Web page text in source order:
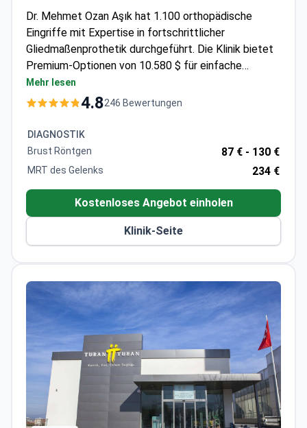
Dr. Mehmet Ozan Aşık hat 1.100 orthopädische
Eingriffe mit Expertise in fortschrittlicher
Gliedmaßenprothetik durchgeführt. Die Klinik bietet
Premium-Optionen von 10.580 $ für einfache
modulare Silikonprothesen bis zu 108.190 $ für
mikroprozessorgesteuerte Ottobock-Knie – alles
lebenslanger Nachjustierung. Die Preise decken die
Prothese, Anpassungssitzungen und
Nachsorgeberatungen ab. Das JCI-akkreditierte
spezialisierter Betreuung für internationale
Patienten.
Mehr lesen
4.8246 Bewertungen
DIAGNOSTIK
Brust Röntgen
87 € - 130 €
MRT des Gelenks 234 €
Kostenloses Angebot einholen
Klinik-Seite